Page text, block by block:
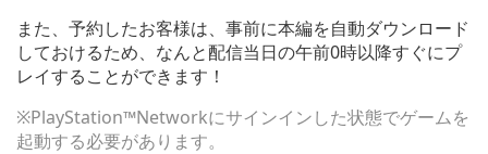
また、予約したお客様は、事前に本編を自動ダウンロード
しておけるため、なんと配信当日の午前0時以降すぐにプ
レイすることができます！
※PlayStation™Networkにサインインした状態でゲームを
起動する必要があります。